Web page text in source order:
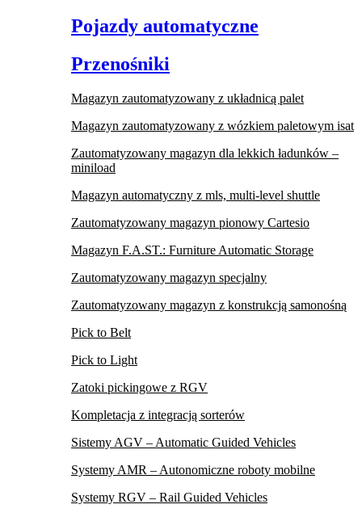
Pojazdy automatyczne
Przenośniki
Magazyn zautomatyzowany z układnicą palet
Magazyn zautomatyzowany z wózkiem paletowym isat
Zautomatyzowany magazyn dla lekkich ładunków –
miniload
Magazyn automatyczny z mls, multi-level shuttle
Zautomatyzowany magazyn pionowy Cartesio
Magazyn F.A.ST.: Furniture Automatic Storage
Zautomatyzowany magazyn specjalny
Zautomatyzowany magazyn z konstrukcją samonośną
Pick to Belt
Pick to Light
Zatoki pickingowe z RGV
Kompletacja z integracją sorterów
Sistemy AGV – Automatic Guided Vehicles
Systemy AMR – Autonomiczne roboty mobilne
Systemy RGV – Rail Guided Vehicles